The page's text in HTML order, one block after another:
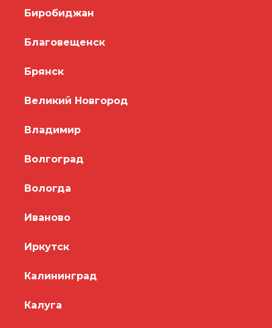
Биробиджан
Благовещенск
Брянск
Великий Новгород
Владимир
Волгоград
Вологда
Иваново
Иркутск
Калининград
Калуга